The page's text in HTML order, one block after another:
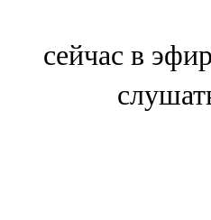
Болгар
сейчас в